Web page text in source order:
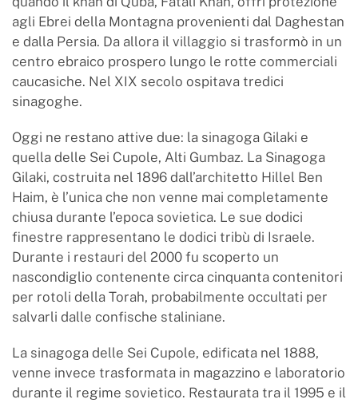
agli Ebrei della Montagna provenienti dal Daghestan
e dalla Persia. Da allora il villaggio si trasformò in un
centro ebraico prospero lungo le rotte commerciali
caucasiche. Nel XIX secolo ospitava tredici
sinagoghe.
Oggi ne restano attive due: la sinagoga Gilaki e
quella delle Sei Cupole, Alti Gumbaz. La Sinagoga
Gilaki, costruita nel 1896 dall’architetto Hillel Ben
Haim, è l’unica che non venne mai completamente
chiusa durante l’epoca sovietica. Le sue dodici
finestre rappresentano le dodici tribù di Israele.
Durante i restauri del 2000 fu scoperto un
nascondiglio contenente circa cinquanta contenitori
per rotoli della Torah, probabilmente occultati per
salvarli dalle confische staliniane.
La sinagoga delle Sei Cupole, edificata nel 1888,
venne invece trasformata in magazzino e laboratorio
durante il regime sovietico. Restaurata tra il 1995 e il